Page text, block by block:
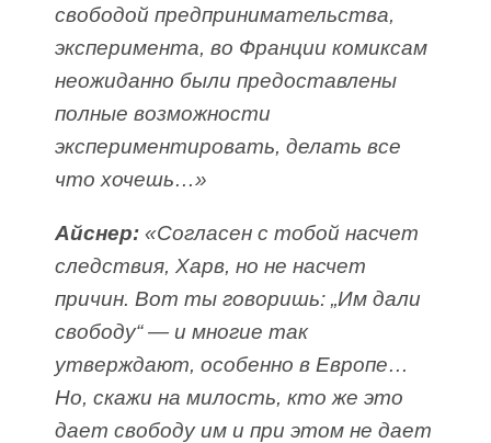
свободой предпринимательства,
эксперимента, во Франции комиксам
неожиданно были предоставлены
полные возможности
экспериментировать, делать все
что хочешь…»
Айснер: «Согласен с тобой насчет
следствия, Харв, но не насчет
причин. Вот ты говоришь: „Им дали
свободу“ — и многие так
утверждают, особенно в Европе…
Но, скажи на милость, кто же это
дает свободу им и при этом не дает